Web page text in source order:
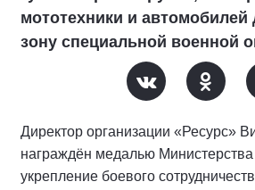
мототехники и
зону специальной военной
Директор организации «Ресурс»
награждён медалью
укрепление боевого